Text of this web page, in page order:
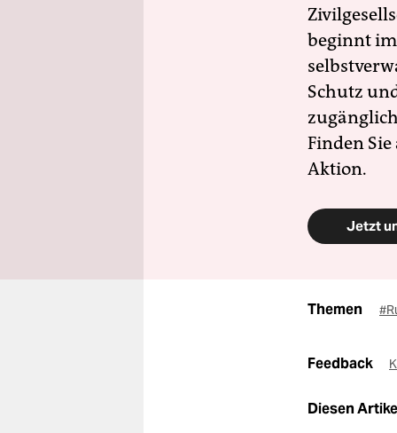
beginnt
Schutz
Finden
Aktion.
Jetzt
Themen
Feedback
Diesen